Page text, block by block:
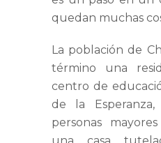
quedan muchas
La población de
término una
centro de
de la
personas